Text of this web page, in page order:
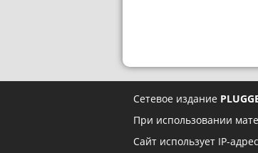
Сетевое издание
При использовании
Сайт использует IP-